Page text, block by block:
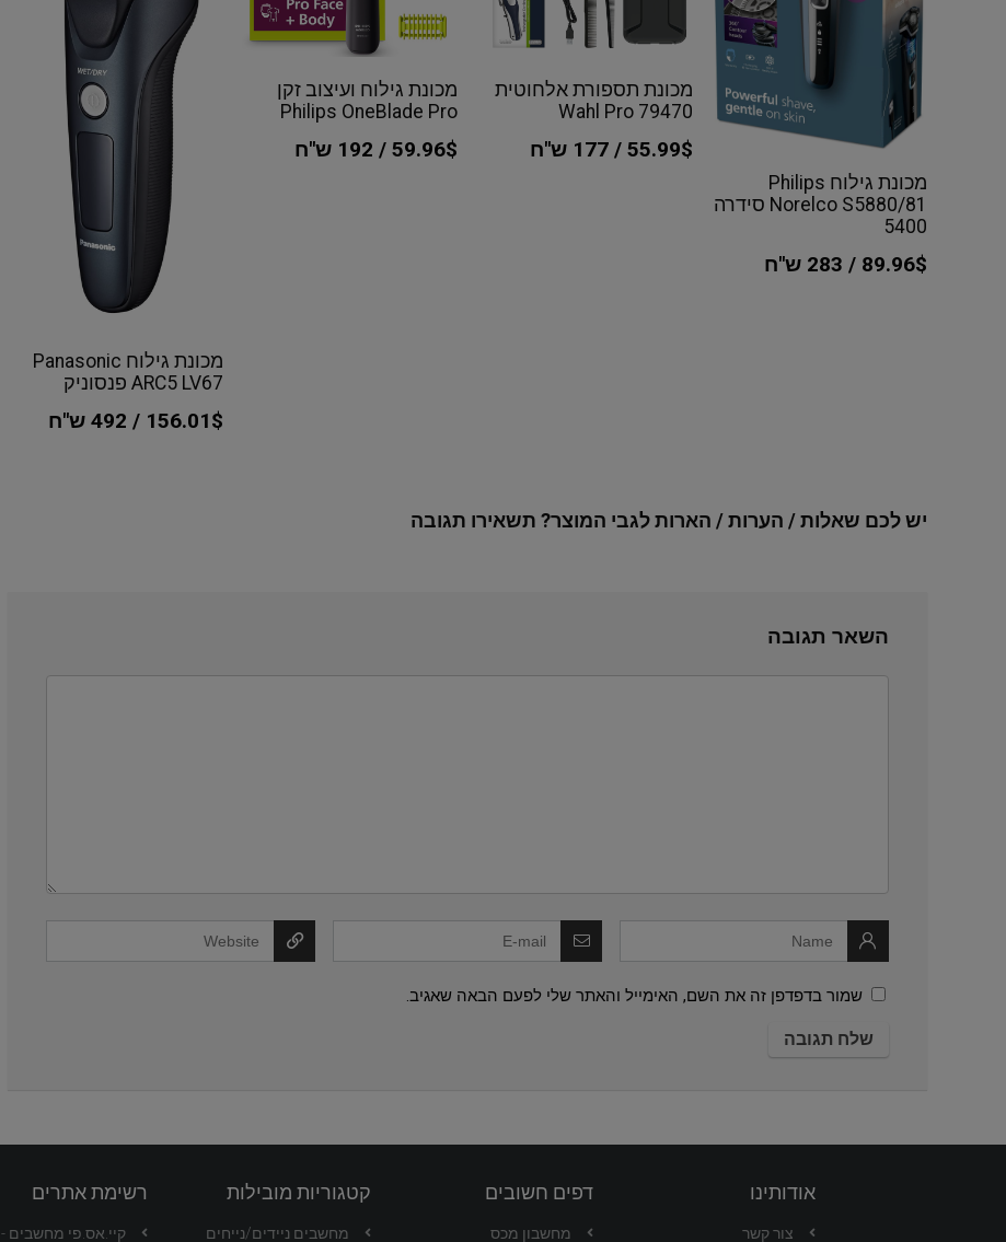
מכונת גילוח Philips
Norelco S5880/81 סידרה
5400
89.96$ / 283 ש"ח
מכונת תספורת אלחוטית
Wahl Pro 79470
55.99$ / 177 ש"ח
מכונת גילוח ועיצוב זקן
Philips OneBlade Pro
59.96$ / 192 ש"ח
מכונת גילוח Panasonic
ARC5 LV67 פנסוניק
156.01$ / 492 ש"ח
יש לכם שאלות / הערות / הארות לגבי המוצר? תשאירו תגובה
השאר תגובה
שמור בדפדפן זה את השם, האימייל והאתר שלי לפעם הבאה שאגיב.
אודותינו
צור קשר
דפים חשובים
מחשבון מכס
קטגוריות מובילות
מחשבים ניידים/נייחים
רשימת אתרים
קיי.אס.פי מחשבים - KSP